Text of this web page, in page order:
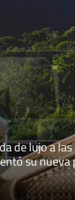
de lujo a
su